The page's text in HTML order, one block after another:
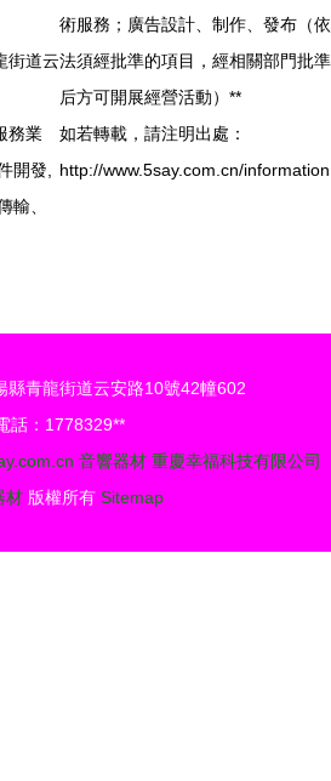
街道云
務業
開發,
輸、
術服務；廣告設計、制作、發布（依
法須經批準的項目，經相關部門批準
后方可開展經營活動）**
如若轉載，請注明出處：
http://www.5say.com.cn/
縣青龍街道云安路10號42幢602
話：1778329**
音響器材 重慶幸福科技有限公司
材 版權所有 Sitemap